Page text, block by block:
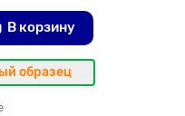
В корзину
образец